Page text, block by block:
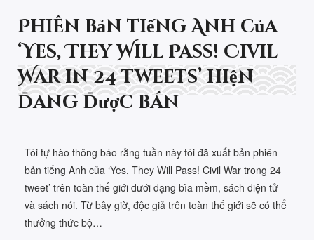
Phiên bản tiếng Anh của
‘Yes, They Will Pass! Civil
War in 24 tweets’ hiện
đang được bán
Tôi tự hào thông báo rằng tuần này tôi đã xuất bản phiên
bản tiếng Anh của ‘Yes, They Will Pass! Civil War trong 24
tweet’ trên toàn thế giới dưới dạng bìa mềm, sách điện tử
và sách nói. Từ bây giờ, độc giả trên toàn thế giới sẽ có thể
thưởng thức bộ…